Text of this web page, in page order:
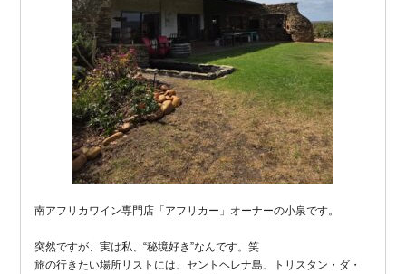
南アフリカワイン専門店「アフリカー」オーナーの小泉です。
突然ですが、実は私、“秘境好き”なんです。笑
旅の行きたい場所リストには、セントヘレナ島、トリスタン・ダ・